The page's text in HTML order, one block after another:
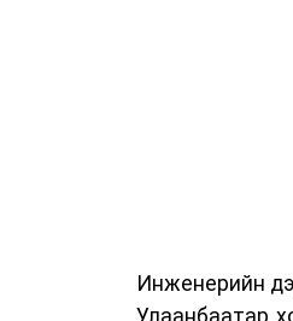
Уг сургалт
Инженерийн
Улаанбаатар